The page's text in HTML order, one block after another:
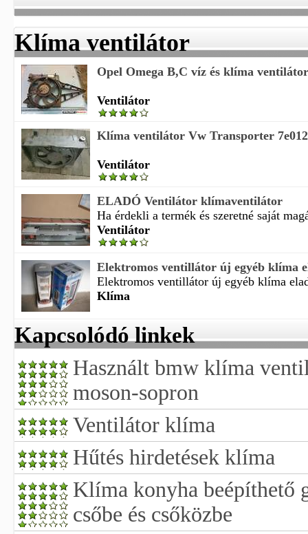
Klíma ventilátor
Opel Omega B,C víz és klíma ventilátor
Ventilátor
Klíma ventilátor Vw Transporter
Ventilátor
ELADÓ Ventilátor klímaventilátor
Ha érdekli a termék és szeretné saját
Ventilátor
Elektromos ventillátor új egyéb klíma
Elektromos ventillátor új egyéb klíma
Klíma
Kapcsolódó linkek
Használt bmw klíma
moson-sopron
Ventilátor klíma
Hűtés hirdetések klíma
Klíma konyha beépíthető
csőbe és csőközbe